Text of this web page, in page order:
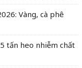
Vàng, cà phê
tấn heo nhiễm chất